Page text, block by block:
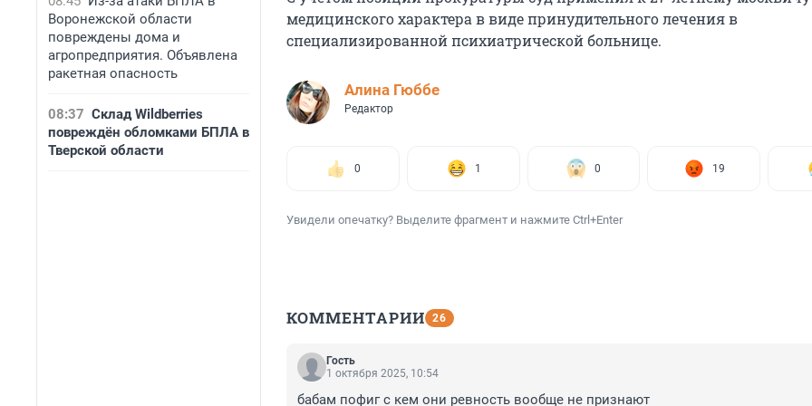
Воронежской области
повреждены дома и
агропредприятия. Объявлена
ракетная опасность
08:37 Склад Wildberries
повреждён обломками БПЛА в
Тверской области
медицинского характера в виде принудительного лечения в
специализированной психиатрической больнице.
Алина Гюббе
Редактор
0 1 0 19
Увидели опечатку? Выделите фрагмент и нажмите Ctrl+Enter
КОММЕНТАРИИ 26
Гость
1 октября 2025, 10:54
бабам пофиг с кем они ревность вообще не признают